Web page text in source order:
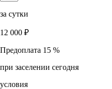
за сутки
12 000 ₽
Предоплата 15 %
при заселении сегодня
условия